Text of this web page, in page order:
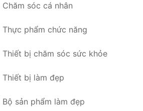
Chăm sóc cá nhân
Thực phẩm chức năng
Thiết bị chăm sóc sức khỏe
Thiết bị làm đẹp
Bộ sản phẩm làm đẹp